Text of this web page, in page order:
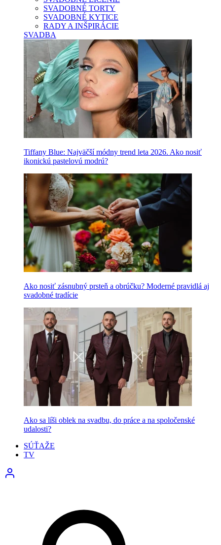
SVADOBNÉ TORTY
SVADOBNÉ KYTICE
RADY A INŠPIRÁCIE
SVADBA
Tiffany Blue: Najväčší módny trend leta 2026. Ako nosiť
ikonickú pastelovú modrú?
Ako nosiť zásnubný prsteň a obrúčku? Moderné pravidlá aj
svadobné tradície
Ako sa líši oblek na svadbu, do práce a na spoločenské
udalosti?
SÚŤAŽE
TV